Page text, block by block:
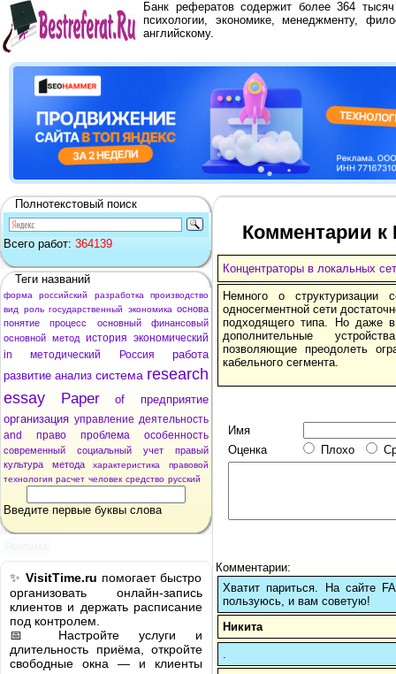
Банк рефератов содержит более 364
психологии, экономике, менеджменту,
английскому.
Полнотекстовый поиск
Всего работ: 364139
Теги названий
форма российский разработка
производство
вид
роль государственный экономика основа
понятие
процесс основный
финансовый
основной метод история экономический
in
методический Россия
работа
развитие анализ система research
essay
Paper of
предприятие
организация управление деятельность
and
право проблема особенность
современный социальный учет
правый
культура
метода характеристика
правовой
технология расчет человек средство русский
Введите первые буквы слова
✨ VisitTime.ru помогает быстро
организовать онлайн-запись
клиентов и держать расписание
под контролем.
📅 Настройте услуги и
длительность приёма, откройте
свободные окна — и клиенты
Комментарии к
Концентраторы в локальных
Немного о структуризации
односегментной сети
подходящего типа. Но даже
дополнительные
позволяющие преодолеть
кабельного сегмента.
Имя
Оценка
Плохо
Комментарии:
Хватит париться. На сайте
пользуюсь, и вам советую!
Никита